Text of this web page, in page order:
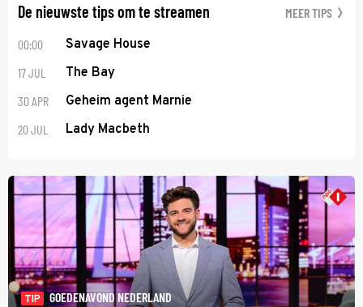
De nieuwste tips om te streamen MEER TIPS
00:00 Savage House
17 JUL The Bay
30 APR Geheim agent Marnie
20 JUL Lady Macbeth
TIP
GOEDENAVOND NEDERLAND